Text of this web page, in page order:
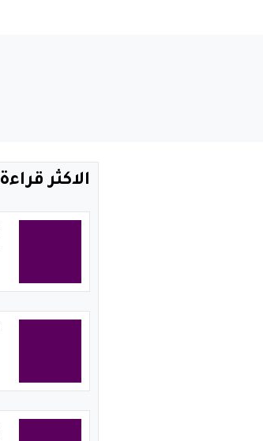
الاكثر قراءة